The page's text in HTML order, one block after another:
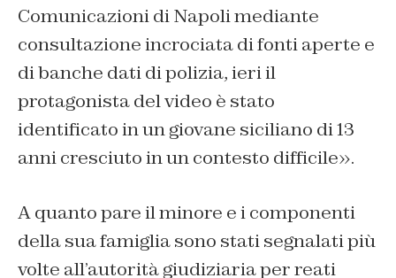
Comunicazioni di Napoli mediante
consultazione incrociata di fonti aperte e
di banche dati di polizia, ieri il
protagonista del video è stato
identificato in un giovane siciliano di 13
anni cresciuto in un contesto difficile».
A quanto pare il minore e i componenti
della sua famiglia sono stati segnalati più
volte all’autorità giudiziaria per reati